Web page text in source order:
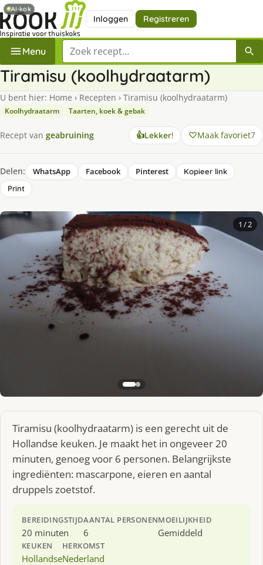
Inloggen Registreren
Menu Zoek een recept
Tiramisu (koolhydraatarm)
U bent hier: Home › Recepten › Tiramisu (koolhydraatarm)
Koolhydraatarm Taarten, koek & gebak
Recept van geabruining 👍Lekker! Maak favoriet7
Delen: WhatsApp Facebook Pinterest
Kopieer link
Print
1 / 2
Tiramisu (koolhydraatarm) is een gerecht uit de
Hollandse keuken. Je maakt het in ongeveer 20
minuten, genoeg voor 6 personen. Belangrijkste
ingrediënten: mascarpone, eieren en aantal
druppels zoetstof.
BEREIDINGSTIJD
20 minuten
AANTAL PERSONEN
6
MOEILIJKHEID
Gemiddeld
KEUKEN
Hollandse
HERKOMST
Nederland
AI-kok